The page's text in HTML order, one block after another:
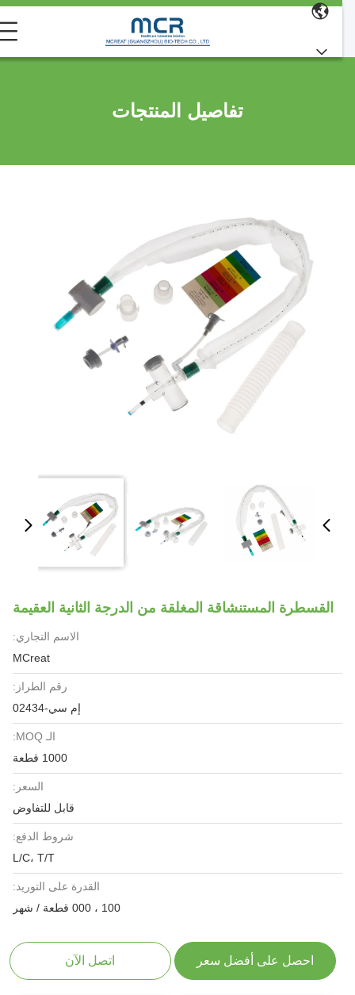
تفاصيل المنتجات
القسطرة المستنشاقة المغلقة من الدرجة الثانية العقيمة
الاسم التجاري:
MCreat
رقم الطراز:
إم سي-02434
الـ MOQ:
1000 قطعة
السعر:
قابل للتفاوض
شروط الدفع:
L/C، T/T
القدرة على التوريد:
100 ، 000 قطعة / شهر
احصل على أفضل سعر اتصل الآن